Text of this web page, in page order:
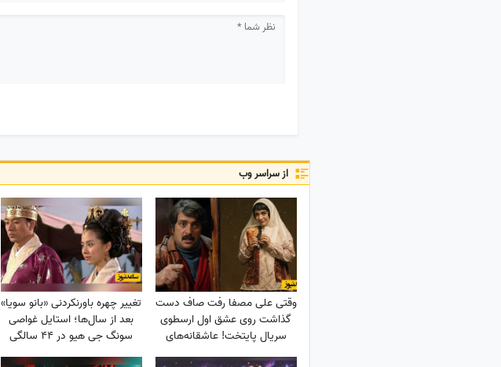
از سراسر وب
وقتی علی مصفا رفت صاف دست
گذاشت روی عشق اول ارسطوی
سریال پایتخت! عاشقانه‌های
لیندا کیانی و علی مصفا که مو به
تغییر چهره باورنکردنی «بانو سویا»
بعد از سال‌ها؛ استایل غواصی
سونگ جی هیو در 44 سالگی
سوژه شد